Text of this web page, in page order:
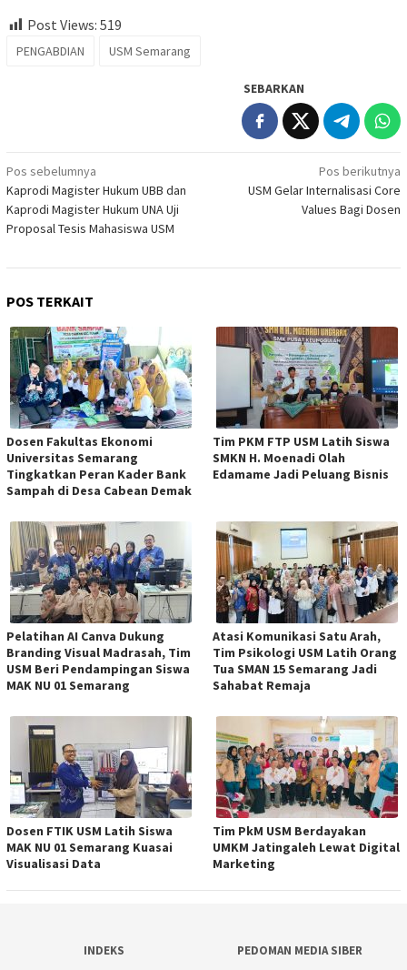
Post Views: 519
PENGABDIAN USM Semarang
SEBARKAN
Navigasi
pos
Pos sebelumnya
Kaprodi Magister Hukum UBB dan
Kaprodi Magister Hukum UNA Uji
Proposal Tesis Mahasiswa USM
Pos berikutnya
USM Gelar Internalisasi Core
Values Bagi Dosen
POS TERKAIT
Dosen Fakultas Ekonomi
Universitas Semarang
Tingkatkan Peran Kader Bank
Sampah di Desa Cabean Demak
Tim PKM FTP USM Latih Siswa
SMKN H. Moenadi Olah
Edamame Jadi Peluang Bisnis
Pelatihan AI Canva Dukung
Branding Visual Madrasah, Tim
USM Beri Pendampingan Siswa
MAK NU 01 Semarang
Atasi Komunikasi Satu Arah,
Tim Psikologi USM Latih Orang
Tua SMAN 15 Semarang Jadi
Sahabat Remaja
Dosen FTIK USM Latih Siswa
MAK NU 01 Semarang Kuasai
Visualisasi Data
Tim PkM USM Berdayakan
UMKM Jatingaleh Lewat Digital
Marketing
INDEKS
PEDOMAN MEDIA SIBER